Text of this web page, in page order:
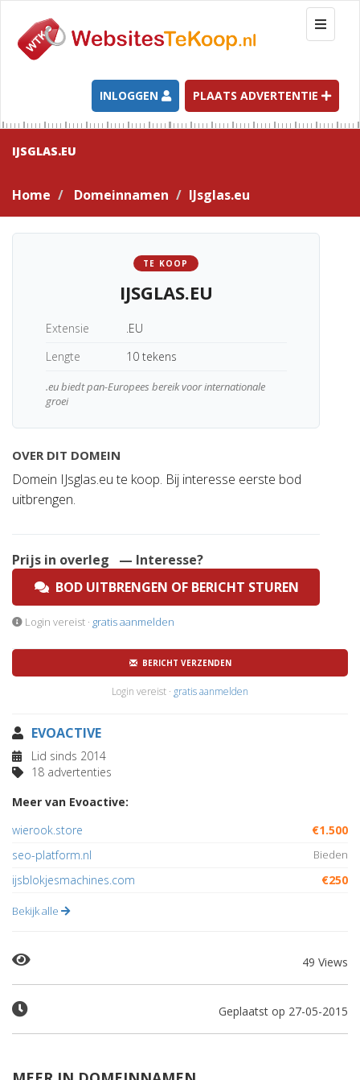
T
o
g
l
e
n
a
t
INLOGGEN PLAATS ADVERTENTIE
IJSGLAS.EU
Home Domeinnamen IJsglas.eu
TE KOOP
IJSGLAS.EU
Extensie
.EU
Lengte
10 tekens
.eu biedt pan-Europees bereik voor internationale
groei
OVER DIT DOMEIN
Domein IJsglas.eu te koop. Bij interesse eerste bod
uitbrengen.
Prijs in overleg
— Interesse?
BOD UITBRENGEN OF BERICHT STUREN
Login vereist · gratis aanmelden
BERICHT VERZENDEN
Login vereist · gratis aanmelden
EVOACTIVE
Lid sinds 2014
18 advertenties
Meer van Evoactive:
wierook.store
€1.500
seo-platform.nl
Bieden
ijsblokjesmachines.com €250
Bekijk alle
49 Views
Geplaatst op 27-05-2015